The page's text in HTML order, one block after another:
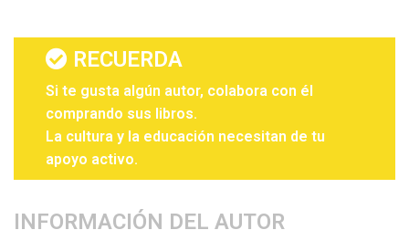
RECUERDA
Si te gusta algún autor, colabora con él
comprando sus libros.
La cultura y la educación necesitan de tu
apoyo activo.
INFORMACIÓN DEL AUTOR